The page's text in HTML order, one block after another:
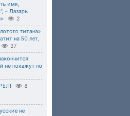
имя,
– Лазарь
2
титана»
на 50 лет,
37
не покажут по
8
не